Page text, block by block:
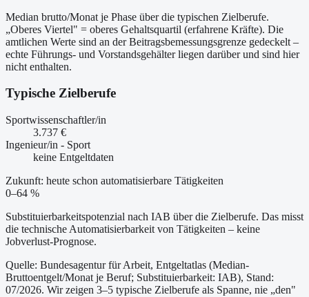
Median brutto/Monat je Phase über die typischen Zielberufe.
„Oberes Viertel" = oberes Gehaltsquartil (erfahrene Kräfte). Die
amtlichen Werte sind an der Beitragsbemessungsgrenze gedeckelt –
echte Führungs- und Vorstandsgehälter liegen darüber und sind hier
nicht enthalten.
Typische Zielberufe
Sportwissenschaftler/in
3.737 €
Ingenieur/in - Sport
keine Entgeltdaten
Zukunft: heute schon automatisierbare Tätigkeiten
0–64 %
Substituierbarkeitspotenzial nach IAB über die Zielberufe. Das misst
die technische Automatisierbarkeit von Tätigkeiten – keine
Jobverlust-Prognose.
Quelle: Bundesagentur für Arbeit, Entgeltatlas (Median-
Bruttoentgelt/Monat je Beruf; Substituierbarkeit: IAB), Stand:
07/2026. Wir zeigen 3–5 typische Zielberufe als Spanne, nie „den"